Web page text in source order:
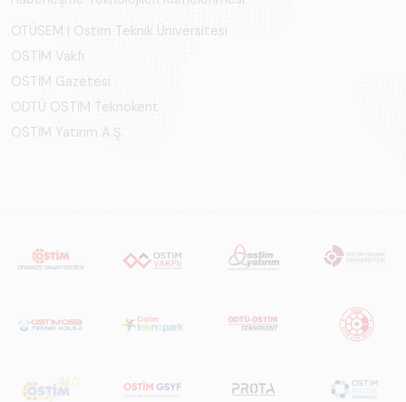
OTÜSEM | Ostim Teknik Üniversitesi
OSTİM Vakfı
OSTİM Gazetesi
ODTÜ OSTİM Teknokent
OSTİM Yatırım A.Ş.